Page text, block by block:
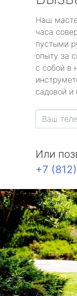
Наш
часа
пустыми
опыту за
с собой в
садовой и
Или
+7